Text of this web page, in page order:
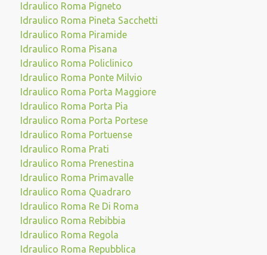
Idraulico Roma Pigneto
Idraulico Roma Pineta Sacchetti
Idraulico Roma Piramide
Idraulico Roma Pisana
Idraulico Roma Policlinico
Idraulico Roma Ponte Milvio
Idraulico Roma Porta Maggiore
Idraulico Roma Porta Pia
Idraulico Roma Porta Portese
Idraulico Roma Portuense
Idraulico Roma Prati
Idraulico Roma Prenestina
Idraulico Roma Primavalle
Idraulico Roma Quadraro
Idraulico Roma Re Di Roma
Idraulico Roma Rebibbia
Idraulico Roma Regola
Idraulico Roma Repubblica